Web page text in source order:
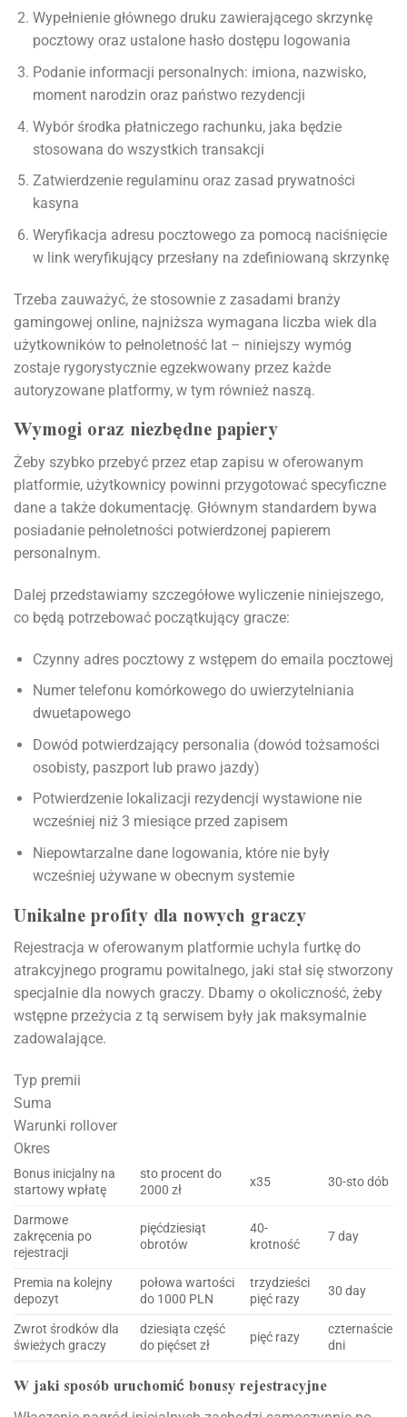
Wypełnienie głównego druku zawierającego skrzynkę
pocztowy oraz ustalone hasło dostępu logowania
Podanie informacji personalnych: imiona, nazwisko,
moment narodzin oraz państwo rezydencji
Wybór środka płatniczego rachunku, jaka będzie
stosowana do wszystkich transakcji
Zatwierdzenie regulaminu oraz zasad prywatności
kasyna
Weryfikacja adresu pocztowego za pomocą naciśnięcie
w link weryfikujący przesłany na zdefiniowaną skrzynkę
Trzeba zauważyć, że stosownie z zasadami branży
gamingowej online, najniższa wymagana liczba wiek dla
użytkowników to pełnoletność lat – niniejszy wymóg
zostaje rygorystycznie egzekwowany przez każde
autoryzowane platformy, w tym również naszą.
Wymogi oraz niezbędne papiery
Żeby szybko przebyć przez etap zapisu w oferowanym
platformie, użytkownicy powinni przygotować specyficzne
dane a także dokumentację. Głównym standardem bywa
posiadanie pełnoletności potwierdzonej papierem
personalnym.
Dalej przedstawiamy szczegółowe wyliczenie niniejszego,
co będą potrzebować początkujący gracze:
Czynny adres pocztowy z wstępem do emaila pocztowej
Numer telefonu komórkowego do uwierzytelniania
dwuetapowego
Dowód potwierdzający personalia (dowód tożsamości
osobisty, paszport lub prawo jazdy)
Potwierdzenie lokalizacji rezydencji wystawione nie
wcześniej niż 3 miesiące przed zapisem
Niepowtarzalne dane logowania, które nie były
wcześniej używane w obecnym systemie
Unikalne profity dla nowych graczy
Rejestracja w oferowanym platformie uchyla furtkę do
atrakcyjnego programu powitalnego, jaki stał się stworzony
specjalnie dla nowych graczy. Dbamy o okoliczność, żeby
wstępne przeżycia z tą serwisem były jak maksymalnie
zadowalające.
Typ premii
Suma
Warunki rollover
Okres
Bonus inicjalny na
startowy wpłatę
sto procent do
2000 zł
x35 30-sto dób
Darmowe
zakręcenia po
rejestracji
pięćdziesiąt
obrotów
40-
krotność
7 day
Premia na kolejny
depozyt
połowa wartości
do 1000 PLN
trzydzieści
pięć razy
30 day
Zwrot środków dla
świeżych graczy
dziesiąta część
do pięćset zł
pięć razy
czternaście
dni
W jaki sposób uruchomić bonusy rejestracyjne